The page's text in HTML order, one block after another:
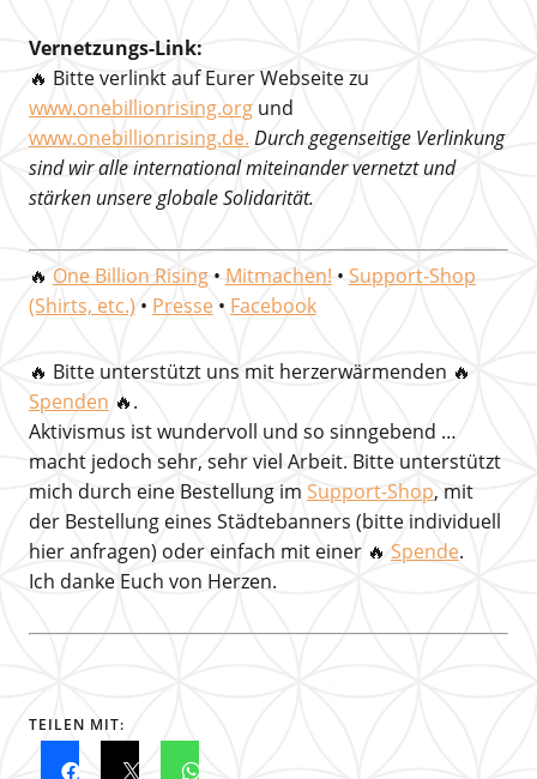
Vernetzungs-Link:
🔥 Bitte verlinkt auf Eurer Webseite zu
www.onebillionrising.orgund
www.onebillionrising.de. Durch gegenseitige Verlinkung
sind wir alle international miteinander vernetzt und
stärken unsere globale Solidarität.
🔥 One Billion Rising• Mitmachen! • Support-Shop
(Shirts, etc.)• Presse • Facebook
🔥 Bitte unterstützt uns mit herzerwärmenden 🔥
Spenden 🔥.
Aktivismus ist wundervoll und so sinngebend …
macht jedoch sehr, sehr viel Arbeit. Bitte unterstützt
mich durch eine Bestellung im Support-Shop, mit
der Bestellung eines Städtebanners (bitte individuell
hier anfragen) oder einfach mit einer 🔥 Spende.
Ich danke Euch von Herzen.
TEILEN MIT: